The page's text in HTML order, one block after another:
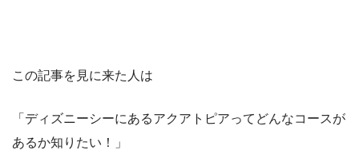
この記事を見に来た人は
「ディズニーシーにあるアクアトピアってどんなコースが
あるか知りたい！」